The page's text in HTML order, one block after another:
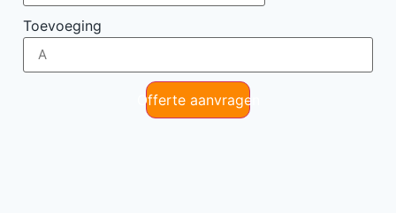
Toevoeging
Offerte aanvragen